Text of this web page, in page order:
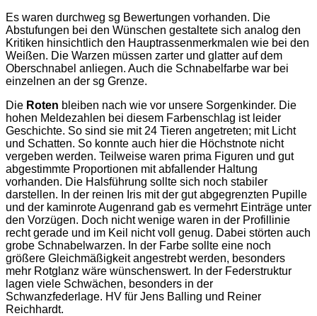
Es waren durchweg sg Bewertungen vorhanden. Die
Abstufungen bei den Wünschen gestaltete sich analog den
Kritiken hinsichtlich den Hauptrassenmerkmalen wie bei den
Weißen. Die Warzen müssen zarter und glatter auf dem
Oberschnabel anliegen. Auch die Schnabelfarbe war bei
einzelnen an der sg Grenze.
Die Roten bleiben nach wie vor unsere Sorgenkinder. Die
hohen Meldezahlen bei diesem Farbenschlag ist leider
Geschichte. So sind sie mit 24 Tieren angetreten; mit Licht
und Schatten. So konnte auch hier die Höchstnote nicht
vergeben werden. Teilweise waren prima Figuren und gut
abgestimmte Proportionen mit abfallender Haltung
vorhanden. Die Halsführung sollte sich noch stabiler
darstellen. In der reinen Iris mit der gut abgegrenzten Pupille
und der kaminrote Augenrand gab es vermehrt Einträge unter
den Vorzügen. Doch nicht wenige waren in der Profillinie
recht gerade und im Keil nicht voll genug. Dabei störten auch
grobe Schnabelwarzen. In der Farbe sollte eine noch
größere Gleichmäßigkeit angestrebt werden, besonders
mehr Rotglanz wäre wünschenswert. In der Federstruktur
lagen viele Schwächen, besonders in der
Schwanzfederlage. HV für Jens Balling und Reiner
Reichhardt.